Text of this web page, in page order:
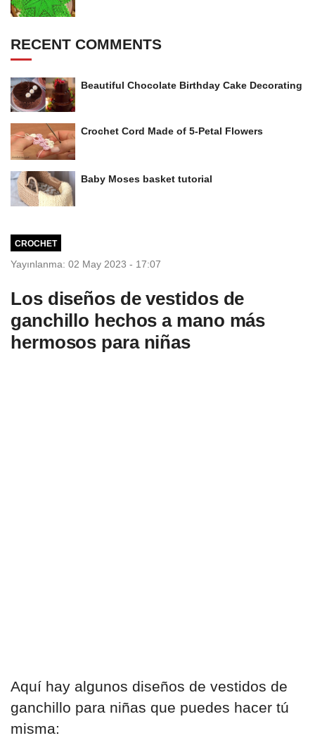
RECENT COMMENTS
Beautiful Chocolate Birthday Cake Decorating
Crochet Cord Made of 5-Petal Flowers
Baby Moses basket tutorial
CROCHET
Yayınlanma: 02 May 2023 - 17:07
Los diseños de vestidos de
ganchillo hechos a mano más
hermosos para niñas
Aquí hay algunos diseños de vestidos de
ganchillo para niñas que puedes hacer tú
misma: